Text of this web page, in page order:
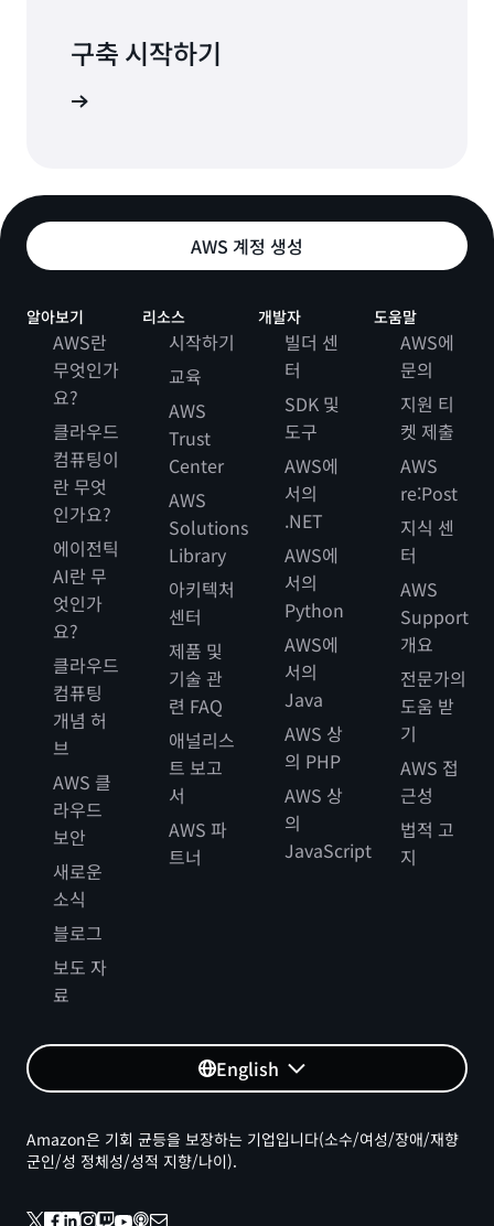
구축 시작하기
AWS 계정 생성
알아보기
AWS란
무엇인가
요?
클라우드
컴퓨팅이
란 무엇
인가요?
에이전틱
AI란 무
엇인가
요?
클라우드
컴퓨팅
개념 허
브
AWS 클
라우드
보안
새로운
소식
블로그
보도 자
료
리소스
시작하기
교육
AWS
Trust
Center
AWS
Solutions
Library
아키텍처
센터
제품 및
기술 관
련 FAQ
애널리스
트 보고
서
AWS 파
트너
개발자
빌더 센
터
SDK 및
도구
AWS에
서의
.NET
AWS에
서의
Python
AWS에
서의
Java
AWS 상
의 PHP
AWS 상
의
JavaScript
도움말
AWS에
문의
지원 티
켓 제출
AWS
re:Post
지식 센
터
AWS
Support
개요
전문가의
도움 받
기
AWS 접
근성
법적 고
지
English
Amazon은 기회 균등을 보장하는 기업입니다(소수/여성/장애/재향
군인/성 정체성/성적 지향/나이).